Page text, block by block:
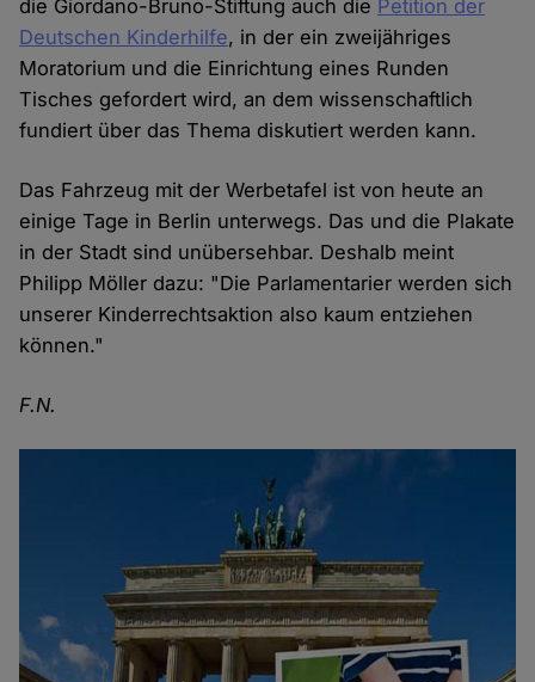
die Giordano-Bruno-Stiftung auch die Petition der
Deutschen Kinderhilfe, in der ein zweijähriges
Moratorium und die Einrichtung eines Runden
Tisches gefordert wird, an dem wissenschaftlich
fundiert über das Thema diskutiert werden kann.
Das Fahrzeug mit der Werbetafel ist von heute an
einige Tage in Berlin unterwegs. Das und die Plakate
in der Stadt sind unübersehbar. Deshalb meint
Philipp Möller dazu: "Die Parlamentarier werden sich
unserer Kinderrechtsaktion also kaum entziehen
können."
F.N.